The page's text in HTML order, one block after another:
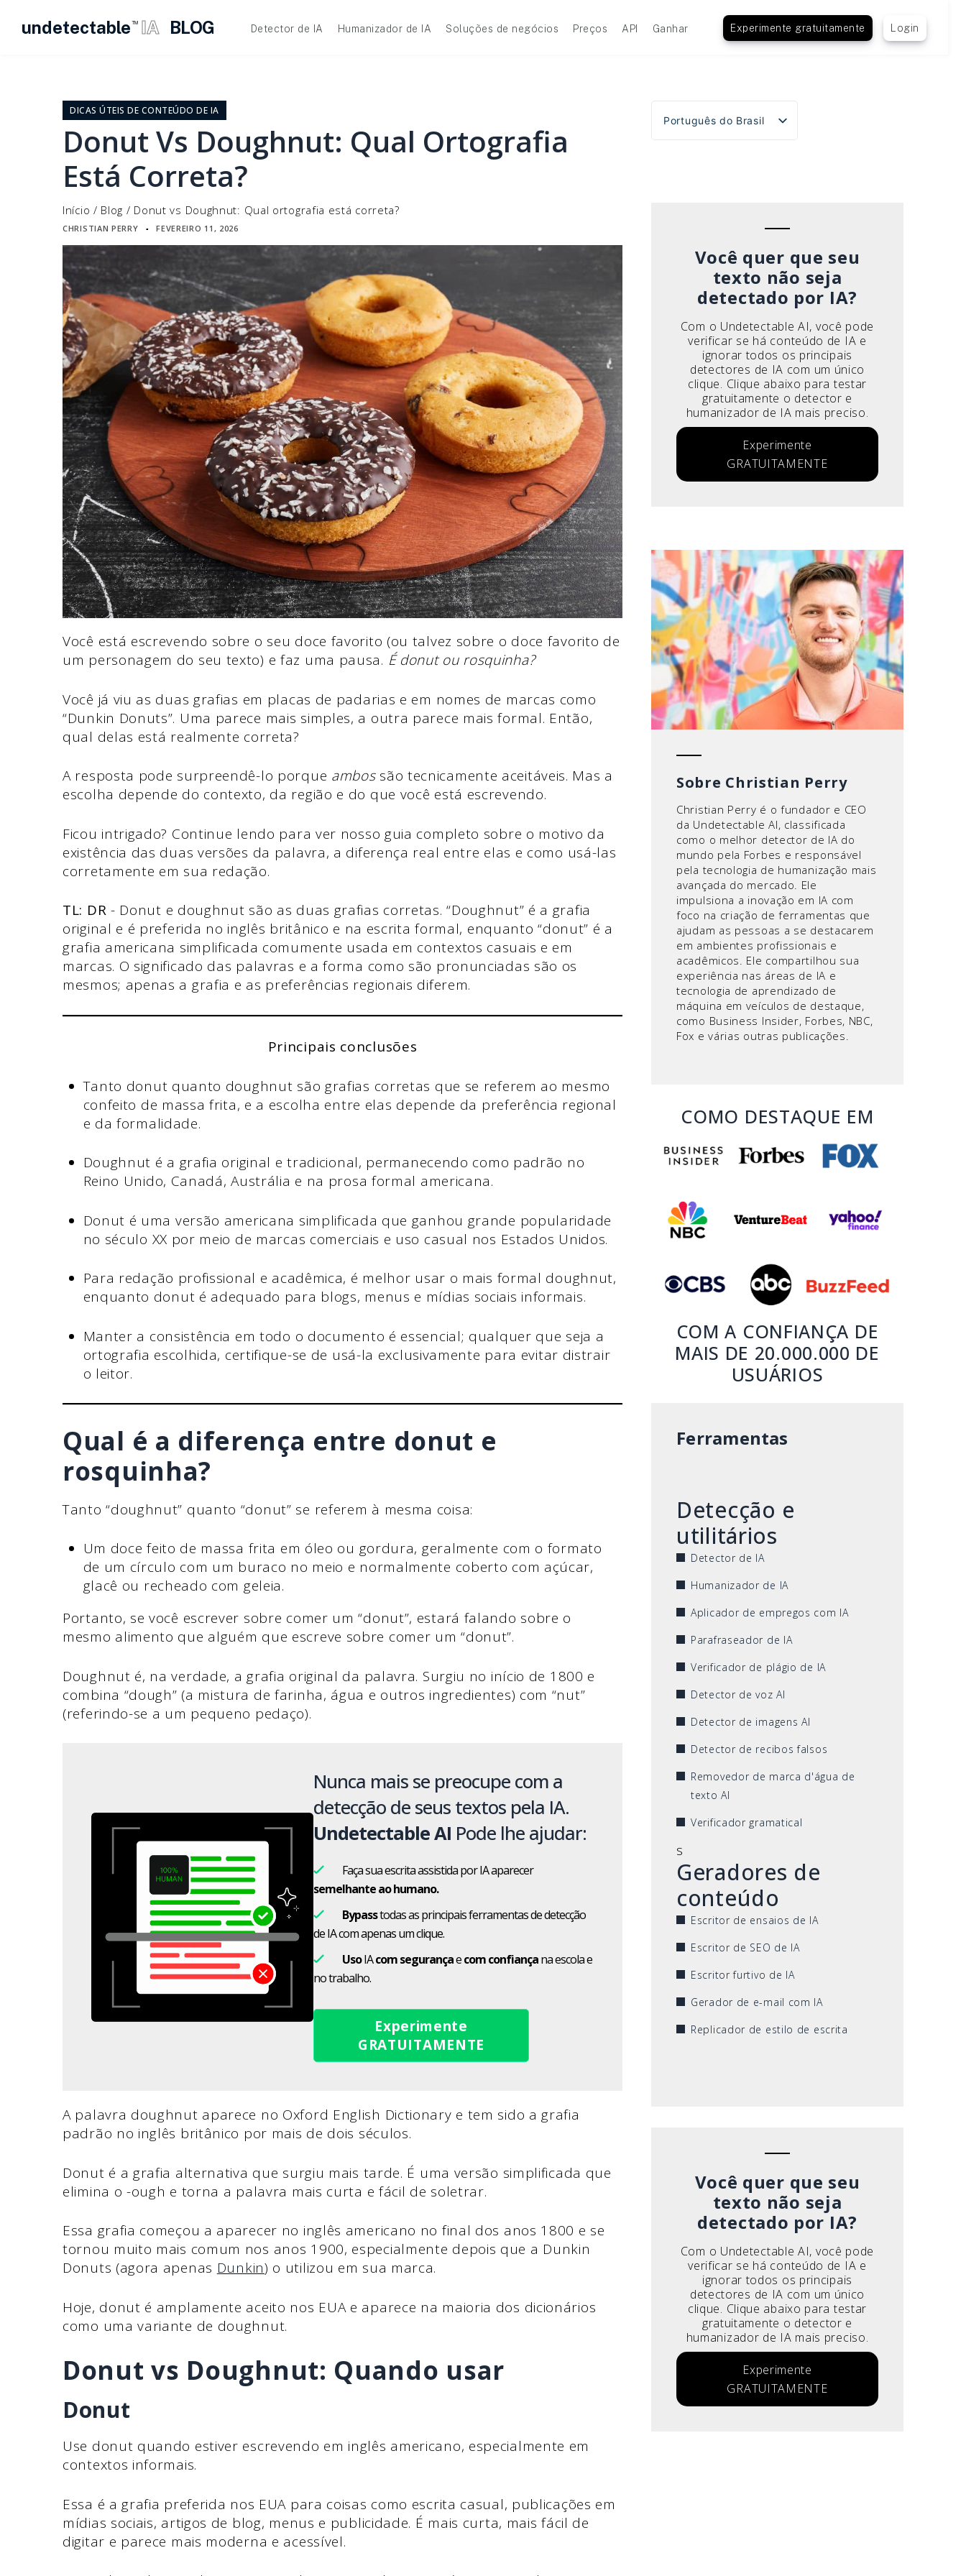
undetectable TM IA BLOG Detector de IA Humanizador de IA Soluções de negócios Preços API Ganhar Experimente gratuitamente Login
conteúdo
DICAS ÚTEIS DE CONTEÚDO DE IA
Donut Vs Doughnut: Qual Ortografia
Está Correta?
Início / Blog / Donut vs Doughnut: Qual ortografia está correta?
CHRISTIAN PERRY ▪ FEVEREIRO 11, 2026
Você está escrevendo sobre o seu doce favorito (ou talvez sobre o doce favorito de
um personagem do seu texto) e faz uma pausa. É donut ou rosquinha?
Você já viu as duas grafias em placas de padarias e em nomes de marcas como
“Dunkin Donuts”. Uma parece mais simples, a outra parece mais formal. Então,
qual delas está realmente correta?
A resposta pode surpreendê-lo porque ambossão tecnicamente aceitáveis. Mas a
escolha depende do contexto, da região e do que você está escrevendo.
Ficou intrigado? Continue lendo para ver nosso guia completo sobre o motivo da
existência das duas versões da palavra, a diferença real entre elas e como usá-las
corretamente em sua redação.
TL: DR - Donut e doughnut são as duas grafias corretas. “Doughnut” é a grafia
original e é preferida no inglês britânico e na escrita formal, enquanto “donut” é a
grafia americana simplificada comumente usada em contextos casuais e em
marcas. O significado das palavras e a forma como são pronunciadas são os
mesmos; apenas a grafia e as preferências regionais diferem.
Principais conclusões
Tanto donut quanto doughnut são grafias corretas que se referem ao mesmo
confeito de massa frita, e a escolha entre elas depende da preferência regional
e da formalidade.
Doughnut é a grafia original e tradicional, permanecendo como padrão no
Reino Unido, Canadá, Austrália e na prosa formal americana.
Donut é uma versão americana simplificada que ganhou grande popularidade
no século XX por meio de marcas comerciais e uso casual nos Estados Unidos.
Para redação profissional e acadêmica, é melhor usar o mais formal doughnut,
enquanto donut é adequado para blogs, menus e mídias sociais informais.
Manter a consistência em todo o documento é essencial; qualquer que seja a
ortografia escolhida, certifique-se de usá-la exclusivamente para evitar distrair
o leitor.
Qual é a diferença entre donut e
rosquinha?
Tanto “doughnut” quanto “donut” se referem à mesma coisa:
Um doce feito de massa frita em óleo ou gordura, geralmente com o formato
de um círculo com um buraco no meio e normalmente coberto com açúcar,
glacê ou recheado com geleia.
Portanto, se você escrever sobre comer um “donut”, estará falando sobre o
mesmo alimento que alguém que escreve sobre comer um “donut”.
Doughnut é, na verdade, a grafia original da palavra. Surgiu no início de 1800 e
combina “dough” (a mistura de farinha, água e outros ingredientes) com “nut”
(referindo-se a um pequeno pedaço).
Nunca mais se preocupe com a
detecção de seus textos pela IA.
Undetectable AI Pode lhe ajudar:
Faça sua escrita assistida por IA aparecer
semelhante ao humano.
Bypasstodas as principais ferramentas de detecção
de IA com apenas um clique.
UsoIAcom segurançaecom confiançana escola e
no trabalho.
Experimente
GRATUITAMENTE
A palavra doughnut aparece no Oxford English Dictionary e tem sido a grafia
padrão no inglês britânico por mais de dois séculos.
Donut é a grafia alternativa que surgiu mais tarde. É uma versão simplificada que
elimina o -ough e torna a palavra mais curta e fácil de soletrar.
Essa grafia começou a aparecer no inglês americano no final dos anos 1800 e se
tornou muito mais comum nos anos 1900, especialmente depois que a Dunkin
Donuts (agora apenas Dunkin) o utilizou em sua marca.
Hoje, donut é amplamente aceito nos EUA e aparece na maioria dos dicionários
como uma variante de doughnut.
Donut vs Doughnut: Quando usar
Donut
Use donut quando estiver escrevendo em inglês americano, especialmente em
contextos informais.
Essa é a grafia preferida nos EUA para coisas como escrita casual, publicações em
mídias sociais, artigos de blog, menus e publicidade. É mais curta, mais fácil de
digitar e parece mais moderna e acessível.
Português do Brasil
English
Você quer que seu
texto não seja
detectado por IA?
Com o Undetectable AI, você pode
verificar se há conteúdo de IA e
ignorar todos os principais
detectores de IA com um único
clique. Clique abaixo para testar
gratuitamente o detector e
humanizador de IA mais preciso.
Experimente
GRATUITAMENTE
Sobre Christian Perry
Christian Perry é o fundador e CEO
da Undetectable AI, classificada
como o melhor detector de IA do
mundo pela Forbes e responsável
pela tecnologia de humanização mais
avançada do mercado. Ele
impulsiona a inovação em IA com
foco na criação de ferramentas que
ajudam as pessoas a se destacarem
em ambientes profissionais e
acadêmicos. Ele compartilhou sua
experiência nas áreas de IA e
tecnologia de aprendizado de
máquina em veículos de destaque,
como Business Insider, Forbes, NBC,
Fox e várias outras publicações.
COMO DESTAQUE EM
COM A CONFIANÇA DE
MAIS DE 20.000.000 DE
USUÁRIOS
Ferramentas
Detecção e
utilitários
Detector de IA
Humanizador de IA
Aplicador de empregos com IA
Parafraseador de IA
Verificador de plágio de IA
Detector de voz AI
Detector de imagens AI
Detector de recibos falsos
Removedor de marca d'água de
texto AI
Verificador gramatical
s
Geradores de
conteúdo
Escritor de ensaios de IA
Escritor de SEO de IA
Escritor furtivo de IA
Gerador de e-mail com IA
Replicador de estilo de escrita
Você quer que seu
texto não seja
detectado por IA?
Com o Undetectable AI, você pode
verificar se há conteúdo de IA e
ignorar todos os principais
detectores de IA com um único
clique. Clique abaixo para testar
gratuitamente o detector e
humanizador de IA mais preciso.
Experimente
GRATUITAMENTE